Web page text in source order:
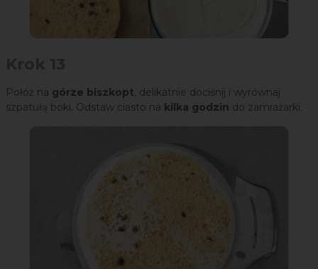
Połóż na górze biszkopt, delikatnie dociśnij i wyrównaj
szpatułą boki. Odstaw ciasto na kilka godzin do zamrażarki.